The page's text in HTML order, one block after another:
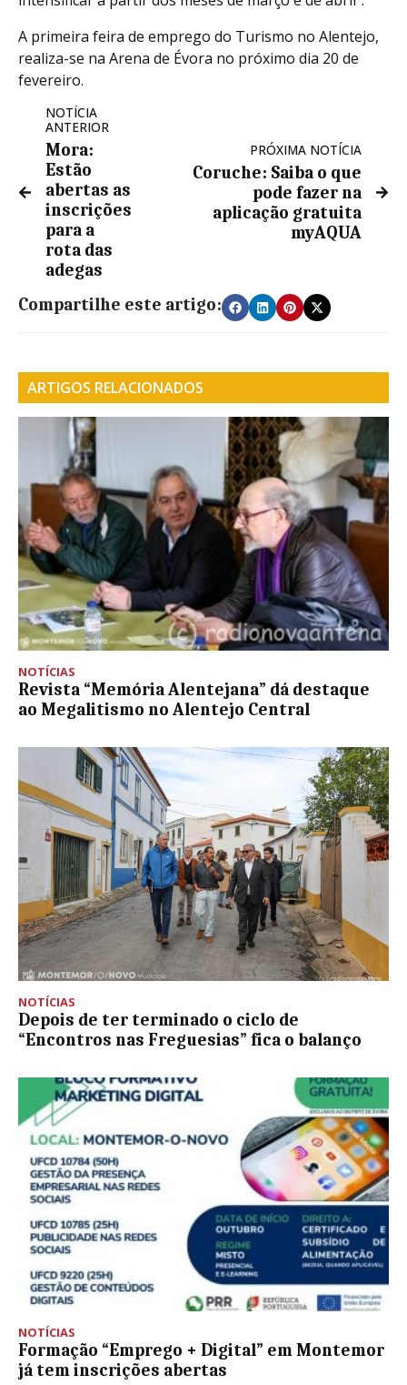
A primeira feira de emprego do Turismo no Alentejo,
realiza-se na Arena de Évora no próximo dia 20 de
fevereiro.
NOTÍCIA
ANTERIOR
Mora:
Estão
abertas as
inscrições
para a
rota das
adegas
PRÓXIMA NOTÍCIA
Coruche: Saiba o que
pode fazer na
aplicação gratuita
myAQUA
Compartilhe este artigo:
ARTIGOS RELACIONADOS
NOTÍCIAS
Revista “Memória Alentejana” dá destaque
ao Megalitismo no Alentejo Central
NOTÍCIAS
Depois de ter terminado o ciclo de
“Encontros nas Freguesias” fica o balanço
NOTÍCIAS
Formação “Emprego + Digital” em Montemor
já tem inscrições abertas